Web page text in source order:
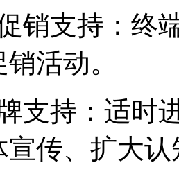
销支持：终
活动。
支持：适时
宣传、扩大认